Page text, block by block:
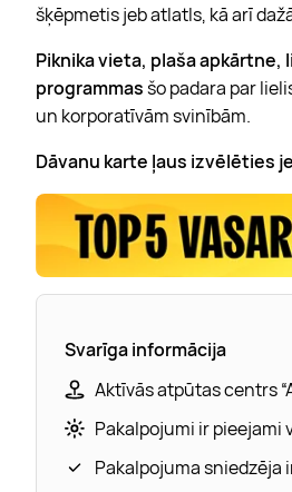
šķēpmetis jeb atlatls, kā arī
Piknika vieta, plaša apkārtne,
programmasšo padara par
un korporatīvām svinībām.
Dāvanu karte ļaus izvēlēties
Svarīga informācija
Aktīvās atpūtas centrs
Pakalpojumi ir pieejami
Pakalpojuma